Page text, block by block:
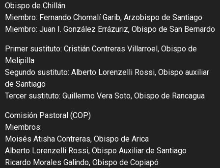
Obispo de Chillán
Miembro: Fernando Chomalí Garib, Arzobispo de Santiago
Miembro: Juan I. González Errázuriz, Obispo de San Bernardo
Primer sustituto: Cristián Contreras Villarroel, Obispo de
Melipilla
Segundo sustituto: Alberto Lorenzelli Rossi, Obispo auxiliar
de Santiago
Tercer sustituto: Guillermo Vera Soto, Obispo de Rancagua
Comisión Pastoral (COP)
Miembros:
Moisés Atisha Contreras, Obispo de Arica
Alberto Lorenzelli Rossi, Obispo Auxiliar de Santiago
Ricardo Morales Galindo, Obispo de Copiapó